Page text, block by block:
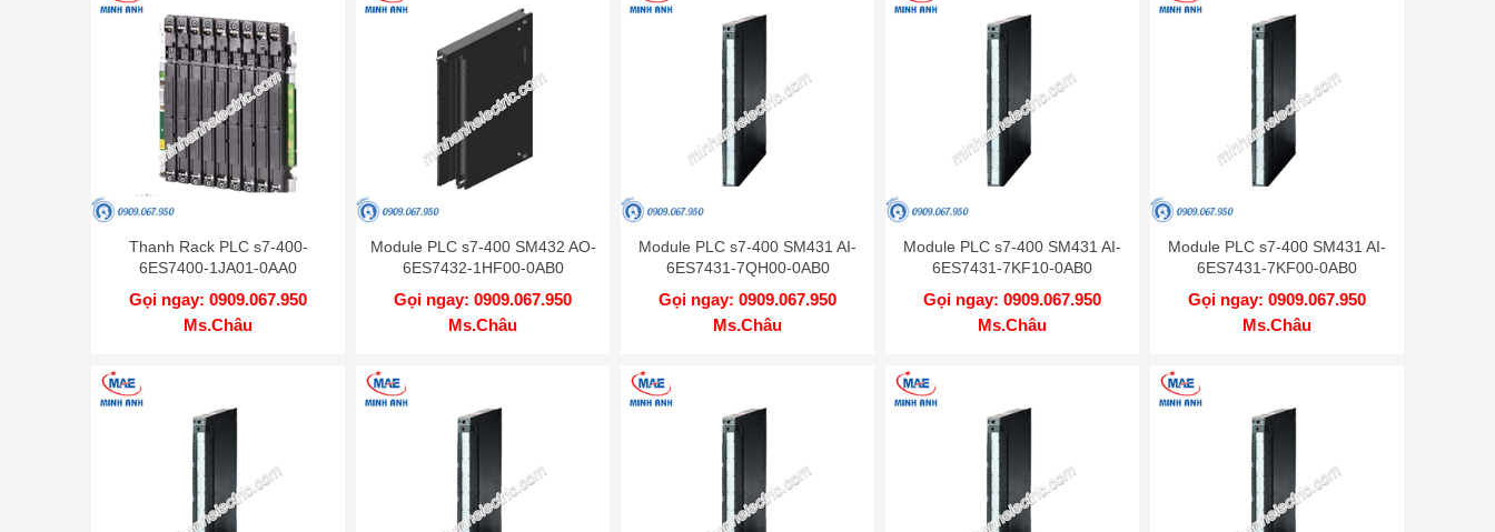
Thanh Rack PLC s7-400-
6ES7400-1JA01-0AA0
Gọi ngay: 0909.067.950
Ms.Châu
Module PLC s7-400 SM432 AO-
6ES7432-1HF00-0AB0
Gọi ngay: 0909.067.950
Ms.Châu
Module PLC s7-400 SM431 AI-
6ES7431-7QH00-0AB0
Gọi ngay: 0909.067.950
Ms.Châu
Module PLC s7-400 SM431 AI-
6ES7431-7KF10-0AB0
Gọi ngay: 0909.067.950
Ms.Châu
Module PLC s7-400 SM431 AI-
6ES7431-7KF00-0AB0
Gọi ngay: 0909.067.950
Ms.Châu